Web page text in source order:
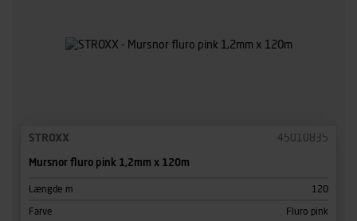
STROXX 45010835
Mursnor fluro pink 1,2mm x 120m
Længde m 120
Farve Fluro pink